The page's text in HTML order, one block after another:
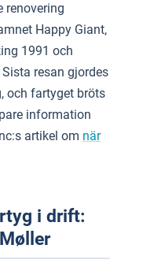
renovering
Happy Giant,
1991 och
resan gjordes
och fartyget bröts
information
artikel om när
i drift: